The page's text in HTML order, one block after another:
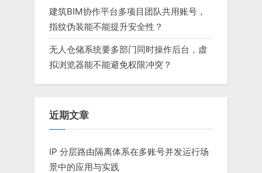
建筑BIM协作平台多项目团队共用账号，
指纹伪装能不能提升安全性？
无人仓储系统要多部门同时操作后台，虚
拟浏览器能不能避免权限冲突？
近期文章
IP 分层路由隔离体系在多账号并发运行场
景中的应用与实践